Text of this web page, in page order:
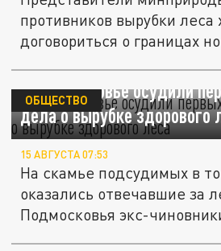
противников вырубки леса
договориться о границах
В Подмосковье осудили
дела о вырубке здорового
ОБЩЕСТВО
15 АВГУСТА 07:53
На скамье подсудимых в
оказались отвечавшие за
Подмосковья экс-